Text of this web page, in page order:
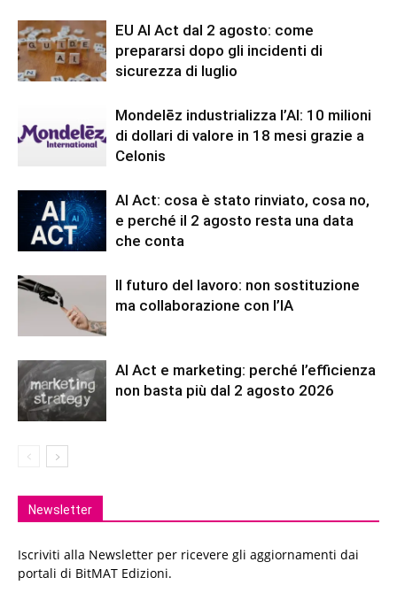
EU AI Act dal 2 agosto: come
prepararsi dopo gli incidenti di
sicurezza di luglio
Mondelēz industrializza l’AI: 10 milioni
di dollari di valore in 18 mesi grazie a
Celonis
AI Act: cosa è stato rinviato, cosa no,
e perché il 2 agosto resta una data
che conta
Il futuro del lavoro: non sostituzione
ma collaborazione con l’IA
AI Act e marketing: perché l’efficienza
non basta più dal 2 agosto 2026
Newsletter
Iscriviti alla Newsletter per ricevere gli aggiornamenti dai
portali di BitMAT Edizioni.